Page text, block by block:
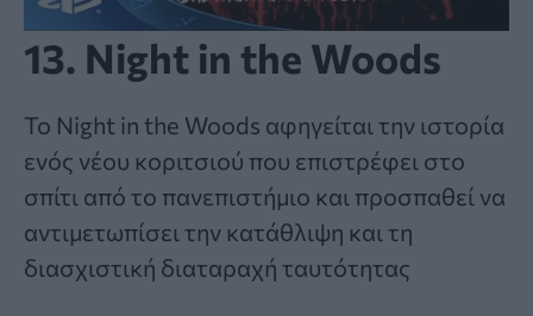
13. Night in the Woods
Το Night in the Woods αφηγείται την ιστορία
ενός νέου κοριτσιού που επιστρέφει στο
σπίτι από το πανεπιστήμιο και προσπαθεί να
αντιμετωπίσει την κατάθλιψη και τη
διασχιστική διαταραχή ταυτότητας